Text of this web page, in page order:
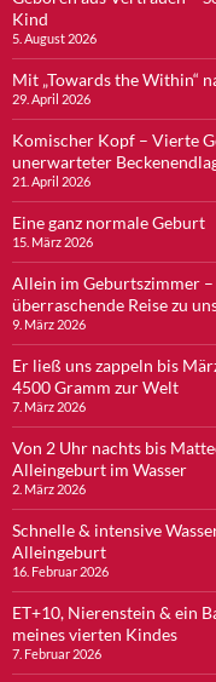
Kind
5. August 2026
Mit „Towards the Within“
29. April 2026
Komischer Kopf – Vierte
unerwarteter
21. April 2026
Eine ganz normale Geburt
15. März 2026
Allein im Geburtszimmer –
überraschende Reise zu
9. März 2026
Er ließ uns zappeln bis
4500 Gramm zur Welt
7. März 2026
Von 2 Uhr nachts bis
Alleingeburt im Wasser
2. März 2026
Schnelle & intensive
Alleingeburt
16. Februar 2026
ET+10, Nierenstein & ein
meines vierten Kindes
7. Februar 2026